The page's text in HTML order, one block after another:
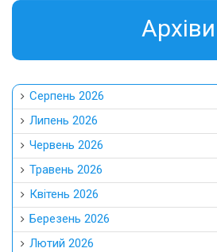
Aрхіви
Серпень 2026
Липень 2026
Червень 2026
Травень 2026
Квітень 2026
Березень 2026
Лютий 2026